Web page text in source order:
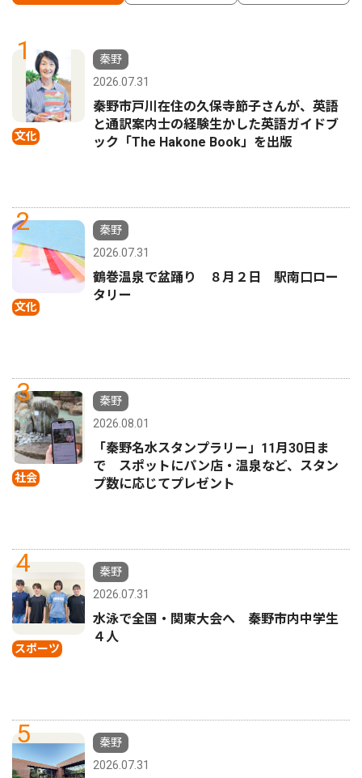
1
文化
秦野
2026.07.31
秦野市戸川在住の久保寺節子さんが、英語
と通訳案内士の経験生かした英語ガイドブ
ック「The Hakone Book」を出版
2
文化
秦野
2026.07.31
鶴巻温泉で盆踊り ８月２日 駅南口ロー
タリー
3
社会
秦野
2026.08.01
「秦野名水スタンプラリー」11月30日ま
で スポットにパン店・温泉など、スタン
プ数に応じてプレゼント
4
スポーツ
秦野
2026.07.31
水泳で全国・関東大会へ 秦野市内中学生
４人
5
秦野
2026.07.31